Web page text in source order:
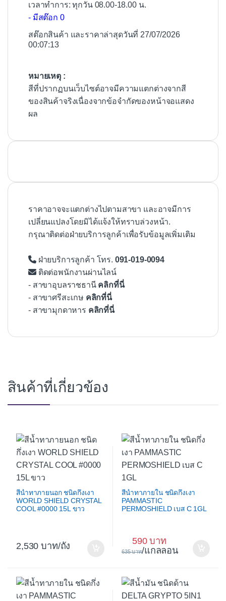
เวลาทำการ: ทุกวัน 08.00-18.00 น.
- มีสต๊อก 0
สต๊อกสินค้า และราคาล่าสุดวันที่ 27/07/2026
00:07:13
หมายเหตุ :
สีที่ปรากฏบนเว็บไซต์อาจมีความแตกต่างจากสี
ของสินค้าจริงเนื่องจากข้อจำกัดของหน้าจอแสดง
ผล
ราคาอาจจะแตกต่างไปตามสาขา และอาจมีการ
เปลี่ยนแปลงโดยมิได้แจ้งให้ทราบล่วงหน้า.
กรุณาติดต่อฝ่ายบริการลูกค้าเพื่อรับข้อมูลเพิ่มเติม
ฝ่ายบริการลูกค้า โทร. 091-019-0094
ติดต่อพนักงานผ่านไลน์
- สาขาอุบลราชธานี คลิกที่นี่
- สาขาศรีสะเกษ คลิกที่นี่
- สาขามุกดาหาร คลิกที่นี่
สินค้าที่เกี่ยวข้อง
สีน้ำทาภายนอก ชนิดกึ่งเงา
WORLD SHIELD CRYSTAL
COOL #0000 15L ขาว
2,530 /ถัง
สีน้ำทาภายใน ชนิดกึ่งเงา
PAMMASTIC
PERMOSHIELD เบส C 1GL
590
635 /แกลลอน